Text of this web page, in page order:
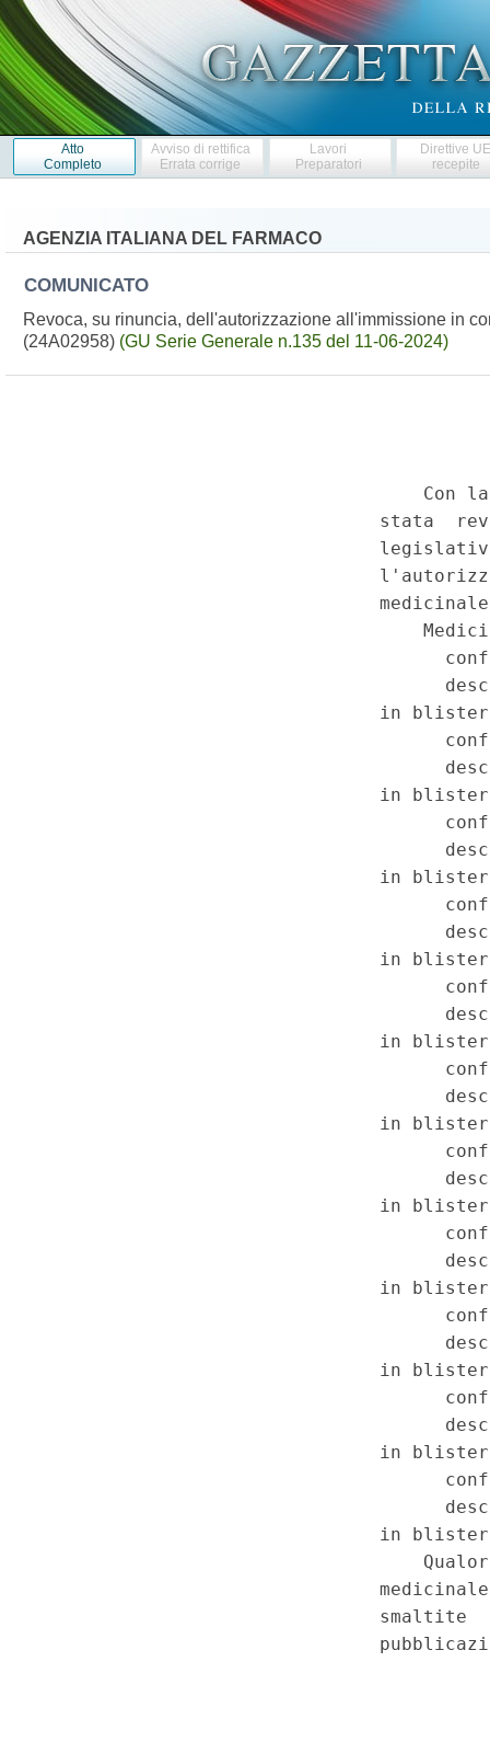
Atto
Completo
Avviso di rettifica
Errata corrige
Lavori
Preparatori
Direttive
recepite
AGENZIA ITALIANA DEL FARMACO
COMUNICATO
Revoca, su rinuncia, dell'autorizzazione all'immissione in
(24A02958) (GU Serie Generale n.135 del 11-06-2024)